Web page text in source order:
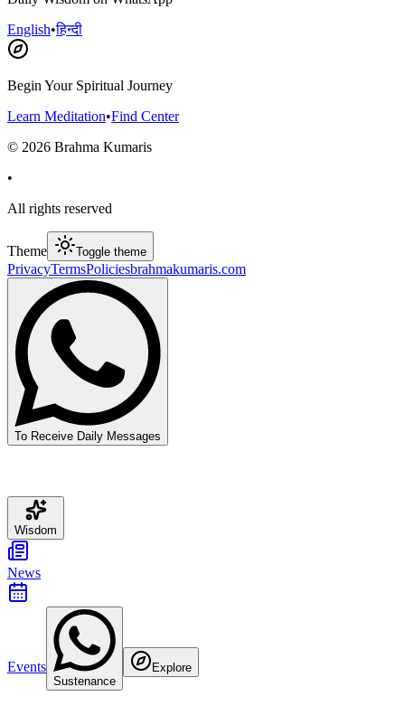
English•हिन्दी
Begin Your Spiritual Journey
Learn Meditation•Find Center
© 2026 Brahma Kumaris
•
All rights reserved
Theme Toggle theme
PrivacyTermsPoliciesbrahmakumaris.com
To Receive Daily Messages
Wisdom
News
Events
Sustenance
Explore